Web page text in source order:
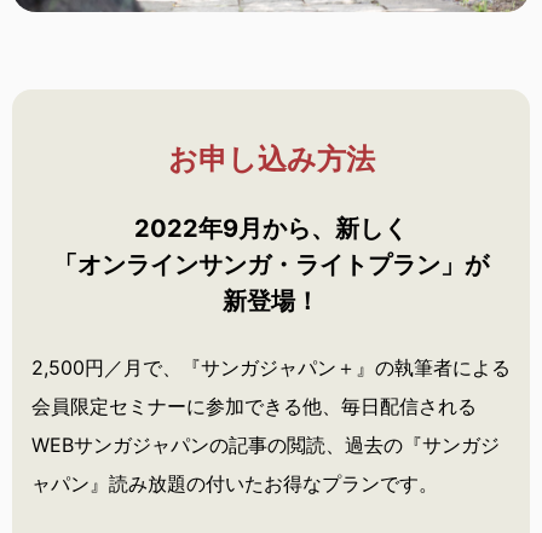
お申し込み方法
2022年9月から、新しく
「オンラインサンガ・ ライトプラン」が
新登場！
2,500円／月で、『サンガジャパン＋』の執筆者による
会員限定セミナーに参加できる他、毎日配信される
WEBサンガジャパンの記事の閲読、過去の『サンガジ
ャパン』読み放題の付いたお得なプランです。